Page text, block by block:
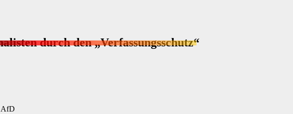
durch den „Verfassungsschutz“
AfD